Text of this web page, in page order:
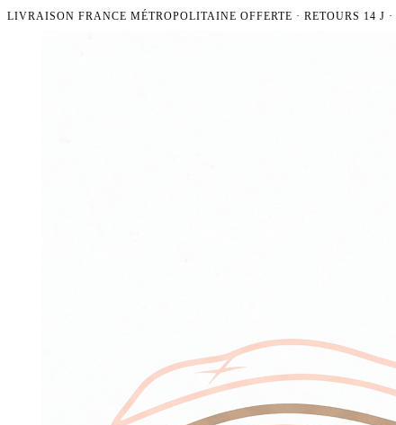
LIVRAISON FRANCE MÉTROPOLITAINE OFFERTE · RETOURS 14 J ·